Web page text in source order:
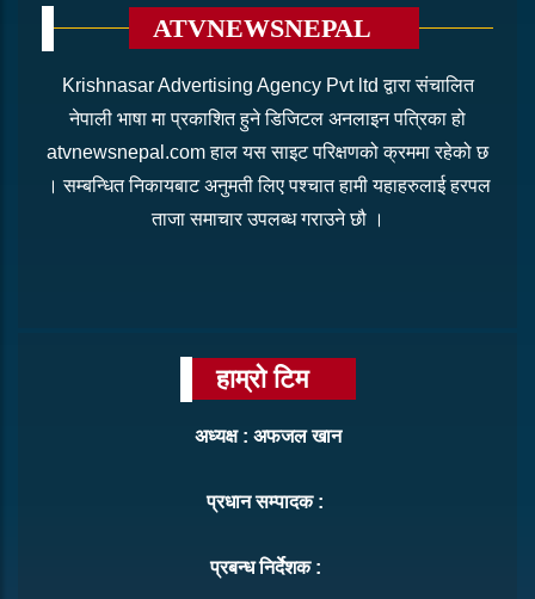
ATVNEWSNEPAL
Krishnasar Advertising Agency Pvt ltd द्वारा संचालित
नेपाली भाषा मा प्रकाशित हुने डिजिटल अनलाइन पत्रिका हो
atvnewsnepal.com हाल यस साइट परिक्षणको क्रममा रहेको छ
। सम्बन्धित निकायबाट अनुमती लिए पश्चात हामी यहाहरुलाई हरपल
ताजा समाचार उपलब्ध गराउने छौ ।
हाम्रो टिम
अध्यक्ष : अफजल खान
प्रधान सम्पादक :
प्रबन्ध निर्देशक :